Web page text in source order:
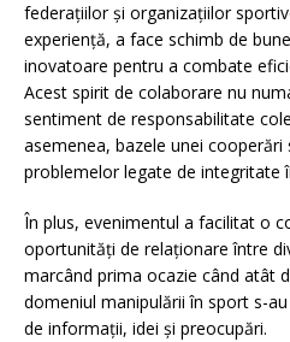
federațiilor și organizațiilor
experiență, a face schimb de
inovatoare pentru a combate
Acest spirit de colaborare nu
sentiment de responsabilitate
asemenea, bazele unei
problemelor legate de integritate
În plus, evenimentul a facilitat o
oportunități de relaționare între
marcând prima ocazie când atât
domeniul manipulării în sport s-
de informații, idei și preocupări.